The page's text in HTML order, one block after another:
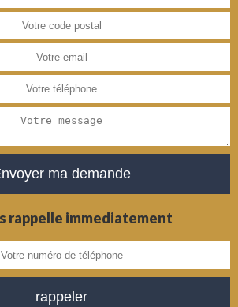
rappelle immediatement